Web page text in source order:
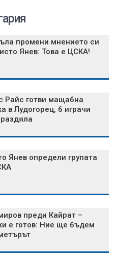
промени мнението си
Янев: Това е ЦСКА!
Райс готви мащабна
в Лудогорец, 6 играчи
Янев определи групата
преди Кайрат –
е готов: Ние ще бъдем